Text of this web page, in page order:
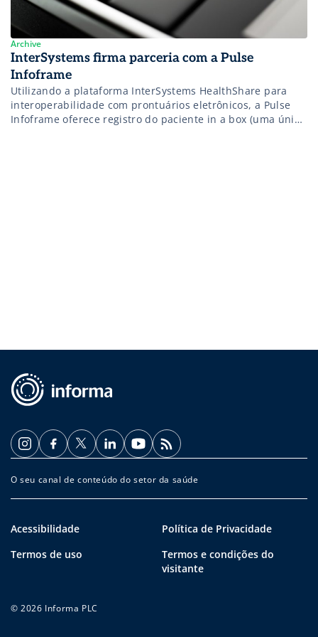
Archive
InterSystems firma parceria com a Pulse
Infoframe
Utilizando a plataforma InterSystems HealthShare para
interoperabilidade com prontuários eletrônicos, a Pulse
Infoframe oferece registro do paciente in a box (uma única
O seu canal de conteúdo do setor da saúde
Acessibilidade
Política de Privacidade
Termos de uso
Termos e condições do
visitante
© 2026 Informa PLC